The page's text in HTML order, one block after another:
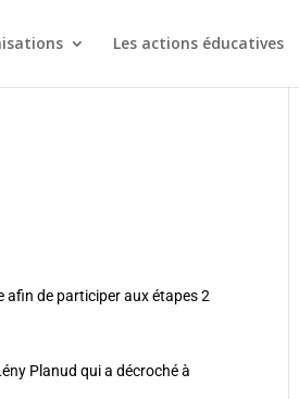
Les actions éducatives
afin de participer aux étapes 2
Planud qui a décroché à